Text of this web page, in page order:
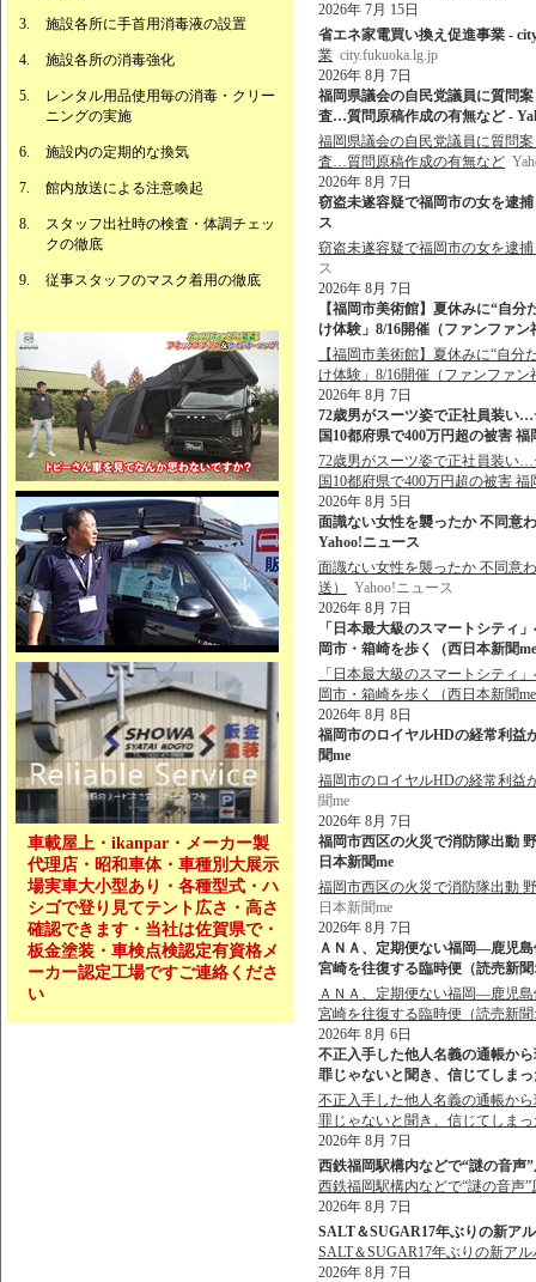
施設各所に手首用消毒液の設置
施設各所の消毒強化
レンタル用品使用毎の消毒・クリー
ニングの実施
施設内の定期的な換気
館内放送による注意喚起
スタッフ出社時の検査・体調チェッ
クの徹底
従事スタッフのマスク着用の徹底
車載屋上・ikanpar・メーカー製
代理店・昭和車体・車種別大展示
場実車大小型あり・各種型式・ハ
シゴで登り見てテント広さ・高さ
確認できます・当社は佐賀県で・
板金塗装・車検点検認定有資格メ
ーカー認定工場ですご連絡くださ
い
2026年 7月 15日
省エネ家電買い換え促進事業 -
業 city.fukuoka.lg.jp
2026年 8月 7日
福岡県議会の自民党議員に質問
査…質問原稿作成の有無など -
福岡県議会の自民党議員に質問
査…質問原稿作成の有無など
2026年 8月 7日
窃盗未遂容疑で福岡市の女を逮
ス
窃盗未遂容疑で福岡市の女を逮
ス
2026年 8月 7日
【福岡市美術館】夏休みに“自
け体験」8/16開催（ファンファ
【福岡市美術館】夏休みに“自
け体験」8/16開催（ファンファン
2026年 8月 7日
72歳男がスーツ姿で正社員装い
国10都府県で400万円超の被害
72歳男がスーツ姿で正社員装い
国10都府県で400万円超の被害 福
2026年 8月 5日
面識ない女性を襲ったか 不同意
Yahoo!ニュース
面識ない女性を襲ったか 不同意
送）
Yahoo!ニュース
2026年 8月 7日
「日本最大級のスマートシティ
岡市・箱崎を歩く（西日本新聞
「日本最大級のスマートシティ
岡市・箱崎を歩く（西日本新聞
2026年 8月 8日
福岡市のロイヤルHDの経常利益
聞me
福岡市のロイヤルHDの経常利益
聞me
2026年 8月 7日
福岡市西区の火災で消防隊出動
日本新聞me
福岡市西区の火災で消防隊出動
日本新聞me
2026年 8月 7日
ＡＮＡ、定期便ない福岡―鹿児
宮崎を往復する臨時便（読売新
ＡＮＡ、定期便ない福岡―鹿児
宮崎を往復する臨時便（読売新
2026年 8月 6日
不正入手した他人名義の通帳か
罪じゃないと聞き、信じてしま
不正入手した他人名義の通帳か
罪じゃないと聞き、信じてしま
2026年 8月 7日
西鉄福岡駅構内などで“謎の音声
西鉄福岡駅構内などで“謎の音声
2026年 8月 7日
SALT＆SUGAR17年ぶりの新ア
SALT＆SUGAR17年ぶりの新ア
2026年 8月 7日